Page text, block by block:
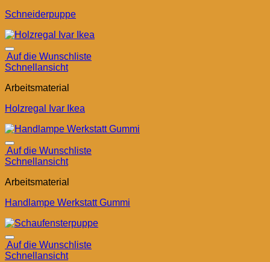
Schneiderpuppe
Auf die Wunschliste
Schnellansicht
Arbeitsmaterial
Holzregal Ivar Ikea
Auf die Wunschliste
Schnellansicht
Arbeitsmaterial
Handlampe Werkstatt Gummi
Auf die Wunschliste
Schnellansicht